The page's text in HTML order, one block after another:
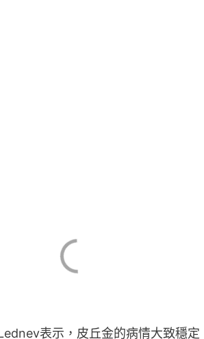
表示，皮丘金的病情大致穩定